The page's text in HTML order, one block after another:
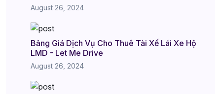
August 26, 2024
Bảng Giá Dịch Vụ Cho Thuê Tài Xế Lái Xe Hộ
LMD - Let Me Drive
August 26, 2024